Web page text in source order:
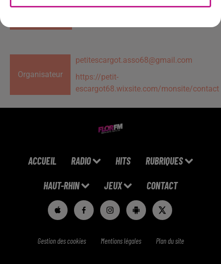
du3 octobre 2026 à 13h00
Organisateur
petitescargot.asso68@gmail.com
https://petit-
escargot68.wixsite.com/monsite/contact
ACCUEIL RADIO HITS RUBRIQUES
HAUT-RHIN JEUX CONTACT
Gestion des cookies Mentions légales Plan du site